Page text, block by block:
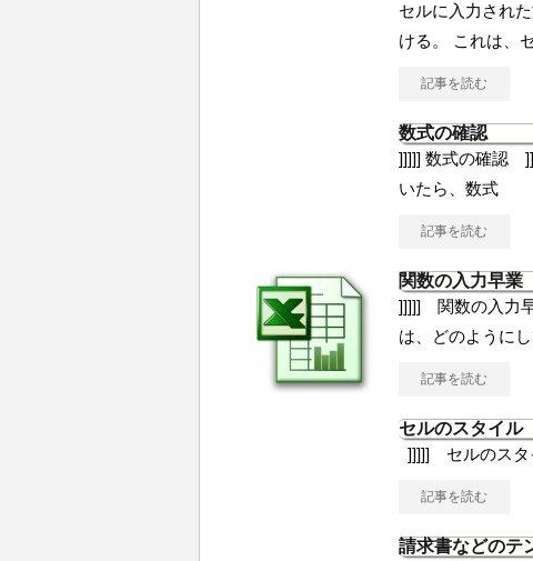
セルに入力され
ける。 これは、
記事を読む
数式の確認
]]]]] 数式の確認
いたら、数式
記事を読む
関数の入力早業
]]]]] 関数の入力
は、どのように
記事を読む
セルのスタイル
]]]]] セルのスタ
記事を読む
請求書などのテ